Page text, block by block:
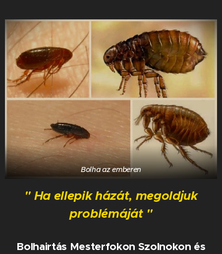
ecet-víz keverékét használják permetezésre,
bár hatékonysága eltérő lehet. Ezen kívül a
diatomaföld (élelmiszeripari minőségű) is
segíthet, mert mechanikusan hat a bolhákra,
de fontos, hogy azt az utasításoknak
megfelelően használd, és kerüld az állatok
belélegzését.
Ezeket a lépéseket rendszeresen ismételve
jelentősen csökkentheted a bolhák számát
otthonodban. Ha a fertőzés komolyabb,
érdemes szakember segítségét kérni.
Bolha az emberen
" Ha ellepik házát, megoldjuk
problémáját "
Bolhairtás Mesterfokon Szolnokon és